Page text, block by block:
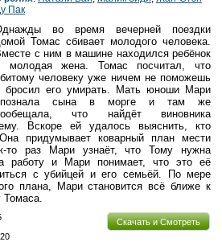
Пак
во время вечерней поездки
Томас сбивает молодого человека.
с ним в машине находился ребёнок
молодая жена. Томас посчитал, что
человеку уже ничем не поможешь
бросил его умирать. Мать юноши Мари
сына в морге и там же
что найдёт виновника
Вскоре ей удалось выяснить, кто
придумывает коварный план мести
то раз Мари узнаёт, что Тому нужна
работу и Мари понимает, что это её
с убийцей и его семьёй. По мере
плана, Мари становится всё ближе к
Скачать и Смотреть